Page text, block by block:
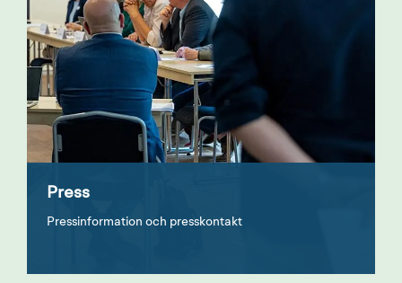
Press
Pressinformation och presskontakt